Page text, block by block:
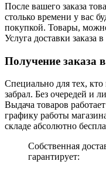
После вашего заказа
столько времени у вас
покупкой. Товары, можно
Услуга доставки заказа
Получение заказа
Специально для тех,
забрал. Без очередей и
Выдача товаров
графику работы
складе абсолютно
Собственная
гарантирует: